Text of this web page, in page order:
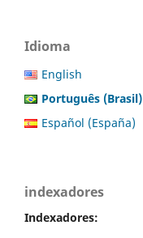
Idioma
English
Português (Brasil)
Español (España)
indexadores
Indexadores: